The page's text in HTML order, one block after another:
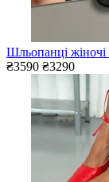
Шльопанці жіночі
₴3590 ₴3290